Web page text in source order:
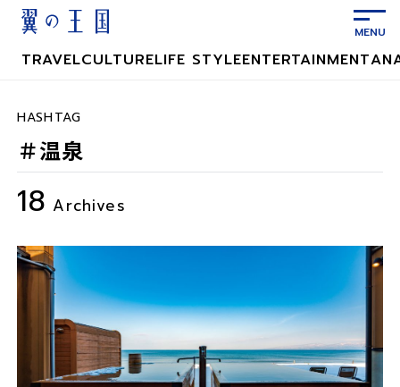
TRAVELCULTURELIFE STYLEENTERTAINMENT
＃温泉
HASHTAG
18 Archives